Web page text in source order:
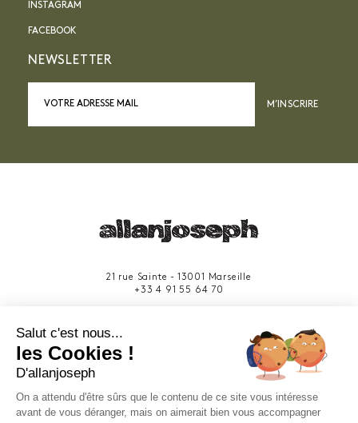
INSTAGRAM
FACEBOOK
NEWSLETTER
M’INSCRIRE
21 rue Sainte - 13001 Marseille
+33 4 91 55 64 70
Provence-Alpes-Côte d'Azur.
Salut c'est nous...
les Cookies !
D'allanjoseph
On a attendu d'être sûrs que le contenu de ce site vous intéresse
avant de vous déranger, mais on aimerait bien vous accompagner